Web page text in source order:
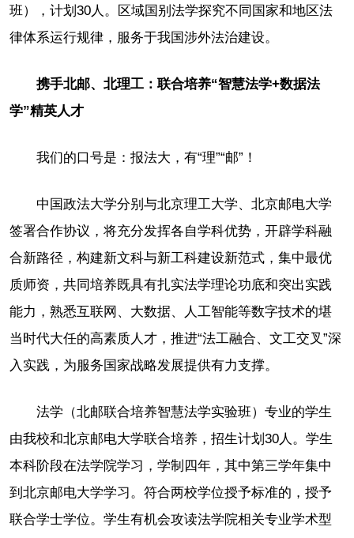
班），计划30人。区域国别法学探究不同国家和地区法
律体系运行规律，服务于我国涉外法治建设。
携手北邮、北理工：联合培养“智慧法学+数据法
学”精英人才
我们的口号是：报法大，有“理”“邮”！
中国政法大学分别与北京理工大学、北京邮电大学
签署合作协议，将充分发挥各自学科优势，开辟学科融
合新路径，构建新文科与新工科建设新范式，集中最优
质师资，共同培养既具有扎实法学理论功底和突出实践
能力，熟悉互联网、大数据、人工智能等数字技术的堪
当时代大任的高素质人才，推进“法工融合、文工交叉”深
入实践，为服务国家战略发展提供有力支撑。
法学（北邮联合培养智慧法学实验班）专业的学生
由我校和北京邮电大学联合培养，招生计划30人。学生
本科阶段在法学院学习，学制四年，其中第三学年集中
到北京邮电大学学习。符合两校学位授予标准的，授予
联合学士学位。学生有机会攻读法学院相关专业学术型